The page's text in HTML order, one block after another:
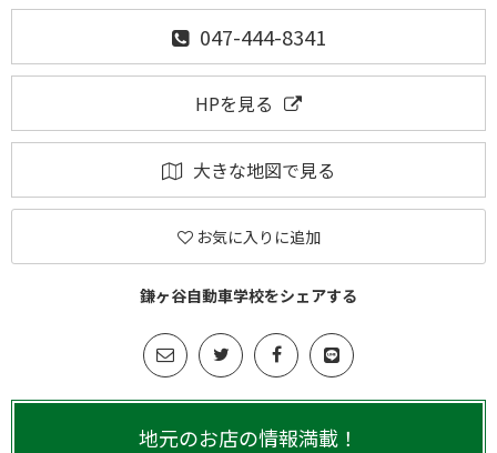
047-444-8341
HPを見る
大きな地図で見る
お気に入りに追加
鎌ヶ谷自動車学校をシェアする
地元のお店の情報満載！